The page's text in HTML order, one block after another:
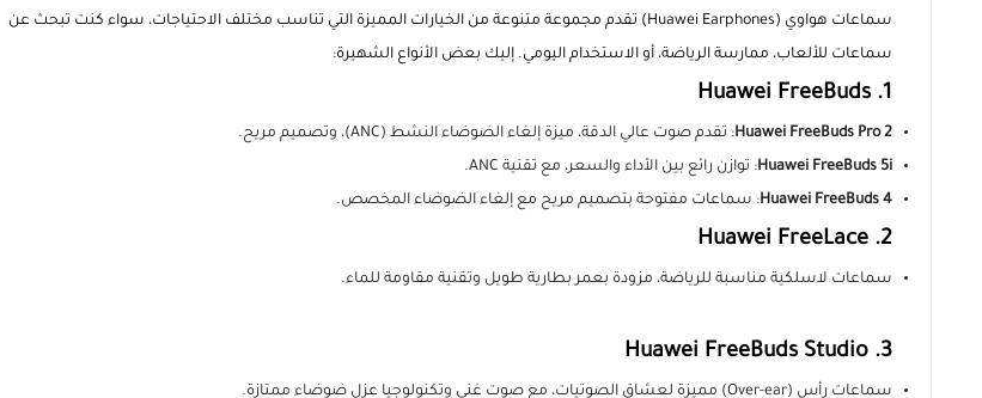
سماعات هواوي (Huawei Earphones) تقدم مجموعة متنوعة من الخيارات المميزة التي تناسب مختلف الاحتياجات، سواء كنت تبحث عن
سماعات للألعاب، ممارسة الرياضة، أو الاستخدام اليومي. إليك بعض الأنواع الشهيرة:
1. Huawei FreeBuds
Huawei FreeBuds Pro 2: تقدم صوت عالي الدقة، ميزة إلغاء الضوضاء النشط (ANC)، وتصميم مريح.
Huawei FreeBuds 5i: توازن رائع بين الأداء والسعر، مع تقنية ANC.
Huawei FreeBuds 4: سماعات مفتوحة بتصميم مريح مع إلغاء الضوضاء المخصص.
2. Huawei FreeLace
سماعات لاسلكية مناسبة للرياضة، مزودة بعمر بطارية طويل وتقنية مقاومة للماء.
3. Huawei FreeBuds Studio
سماعات رأس (Over-ear) مميزة لعشاق الصوتيات، مع صوت غني وتكنولوجيا عزل ضوضاء ممتازة.